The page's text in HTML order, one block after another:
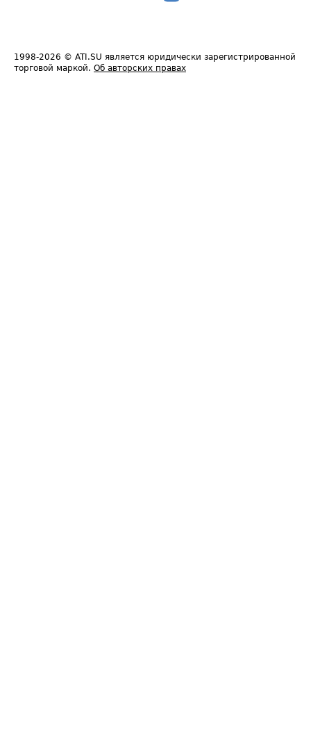
1998-2026 © ATI.SU является юридически зарегистрированной
торговой маркой. Об авторских правах